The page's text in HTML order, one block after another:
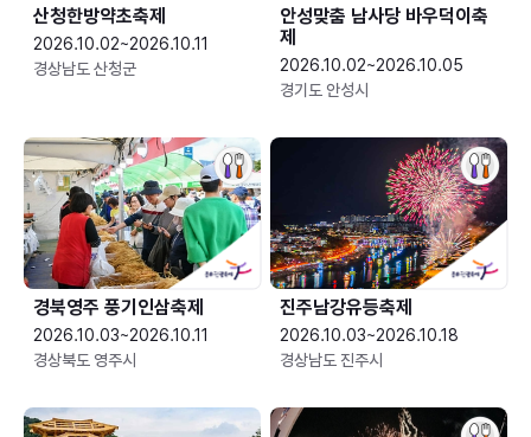
산청한방약초축제
2026.10.02~2026.10.11
경상남도 산청군
안성맞춤 남사당 바우덕이축
제
2026.10.02~2026.10.05
경기도 안성시
경북영주 풍기인삼축제
2026.10.03~2026.10.11
경상북도 영주시
진주남강유등축제
2026.10.03~2026.10.18
경상남도 진주시